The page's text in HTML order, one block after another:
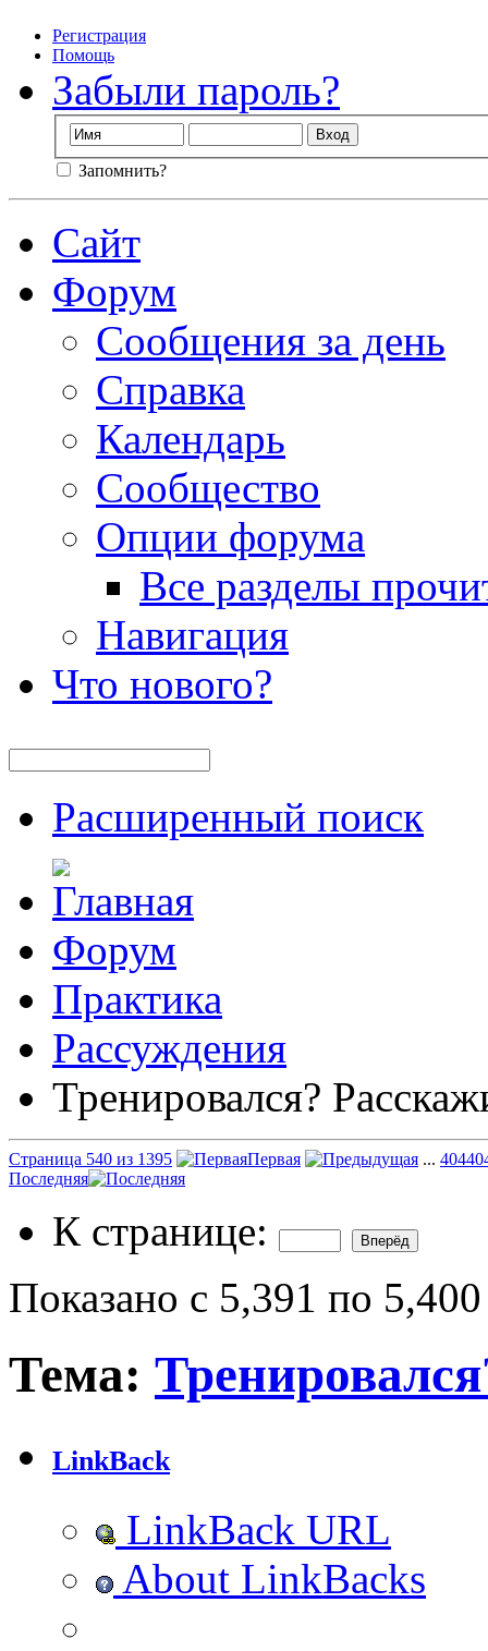
Регистрация
Помощь
Забыли пароль?
Запомнить?
Сайт
Форум
Сообщения за день
Справка
Календарь
Сообщество
Опции форума
Все разделы
Навигация
Что нового?
Расширенный поиск
Форум
Практика
Рассуждения
Тренировался?
Страница 540 из 1395 Первая ... 40440
Последняя
К странице:
Показано с 5,391 по
Тема:
LinkBack
LinkBack URL
About LinkBacks